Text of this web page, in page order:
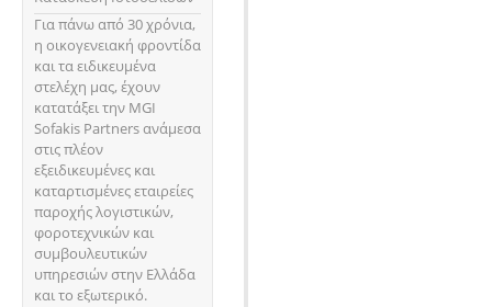
Για πάνω από 30 χρόνια,
η οικογενειακή φροντίδα
και τα ειδικευμένα
στελέχη μας, έχουν
κατατάξει την MGI
Sofakis Partners ανάμεσα
στις πλέον
εξειδικευμένες και
καταρτισμένες εταιρείες
παροχής λογιστικών,
φοροτεχνικών και
συμβουλευτικών
υπηρεσιών στην Ελλάδα
και το εξωτερικό.